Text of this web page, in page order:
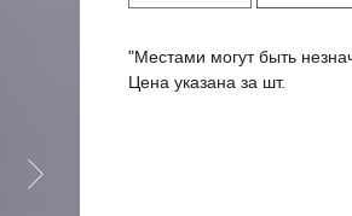
"Местами могут быть
Цена указана за шт.